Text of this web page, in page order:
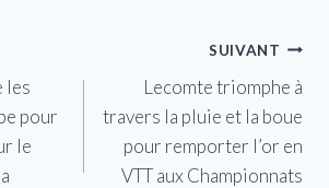
les
pour
le
SUIVANT
Lecomte triomphe à
travers la pluie et la boue
pour remporter l’or en
VTT aux Championnats